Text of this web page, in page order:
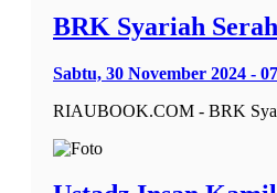
BRK Syariah
Sabtu, 30 November 2024 -
RIAUBOOK.COM - BRK